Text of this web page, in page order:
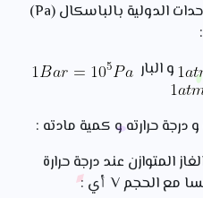
- يقاس الضغط في جملة الوحدات الدولية بالباسكال (Pa)
و البار
حرارته و كمية مادته :
المتوازن عند درجة حرارة